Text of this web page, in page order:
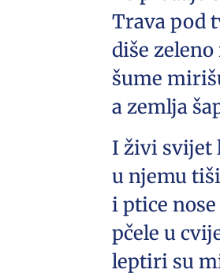
Trava pod
diše
šume
a zemlja
I živi svijet
u njemu
i ptice
pčele u
leptiri su